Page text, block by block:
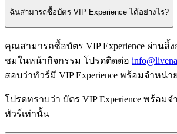
ฉันสามารถซื้อบัตร VIP Experience ได้อย่างไร?
คุณสามารถซื้อบัตร VIP Experience ผ่านลิ้
ชมในหน้ากิจกรรม โปรดติดต่อ
สอบว่าทัวร์มี VIP Experience พร้อมจำหน่า
โปรดทราบว่า บัตร VIP Experience พร้อม
ทัวร์เท่านั้น